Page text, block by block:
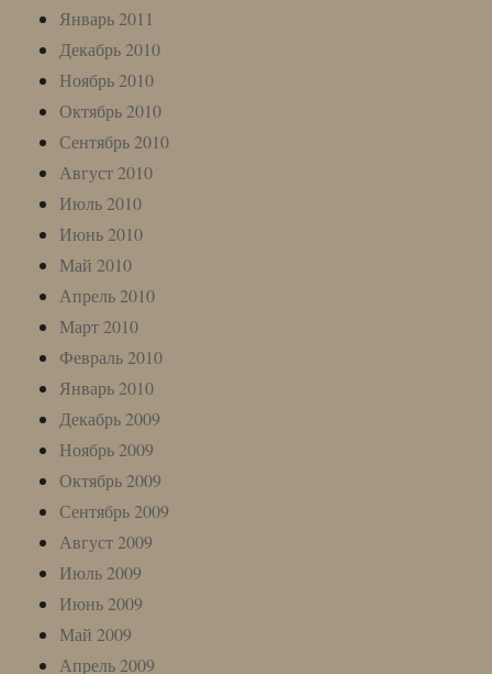
Январь 2011
Декабрь 2010
Ноябрь 2010
Октябрь 2010
Сентябрь 2010
Август 2010
Июль 2010
Июнь 2010
Май 2010
Апрель 2010
Март 2010
Февраль 2010
Январь 2010
Декабрь 2009
Ноябрь 2009
Октябрь 2009
Сентябрь 2009
Август 2009
Июль 2009
Июнь 2009
Май 2009
Апрель 2009